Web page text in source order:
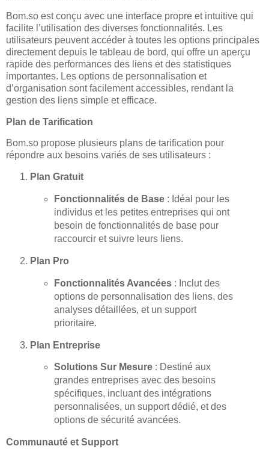
Bom.so est conçu avec une interface propre et intuitive qui
facilite l’utilisation des diverses fonctionnalités. Les
utilisateurs peuvent accéder à toutes les options principales
directement depuis le tableau de bord, qui offre un aperçu
rapide des performances des liens et des statistiques
importantes. Les options de personnalisation et
d’organisation sont facilement accessibles, rendant la
gestion des liens simple et efficace.
Plan de Tarification
Bom.so propose plusieurs plans de tarification pour
répondre aux besoins variés de ses utilisateurs :
Plan Gratuit
Fonctionnalités de Base: Idéal pour les
individus et les petites entreprises qui ont
besoin de fonctionnalités de base pour
raccourcir et suivre leurs liens.
Plan Pro
Fonctionnalités Avancées: Inclut des
options de personnalisation des liens, des
analyses détaillées, et un support
prioritaire.
Plan Entreprise
Solutions Sur Mesure: Destiné aux
grandes entreprises avec des besoins
spécifiques, incluant des intégrations
personnalisées, un support dédié, et des
options de sécurité avancées.
Communauté et Support